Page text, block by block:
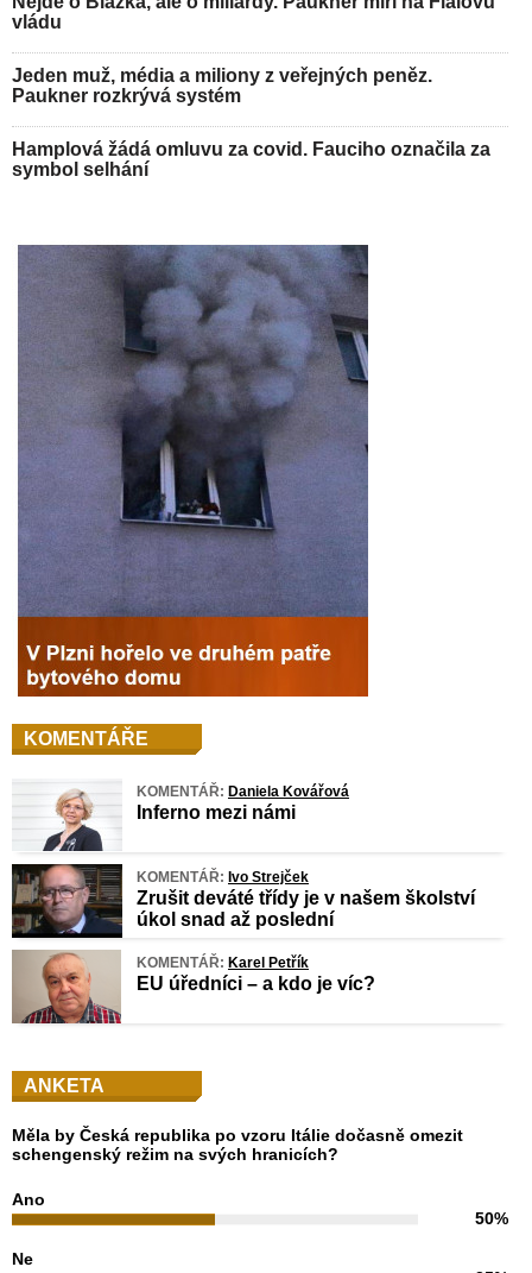
vládu
Jeden muž, média a miliony z veřejných peněz.
Paukner rozkrývá systém
Hamplová žádá omluvu za covid. Fauciho označila za
symbol selhání
KOMENTÁŘE
KOMENTÁŘ: Daniela Kovářová
Inferno mezi námi
KOMENTÁŘ: Ivo Strejček
Zrušit deváté třídy je v našem školství
úkol snad až poslední
KOMENTÁŘ: Karel Petřík
EU úředníci – a kdo je víc?
ANKETA
Měla by Česká republika po vzoru Itálie dočasně omezit
schengenský režim na svých hranicích?
Ano
50%
Ne